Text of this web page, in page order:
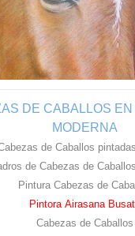
DE CABALLOS
MODERNA
de Caballos
de Cabezas de
Pintura Cabezas de
Pintora Airasana
Cabezas de Caballos